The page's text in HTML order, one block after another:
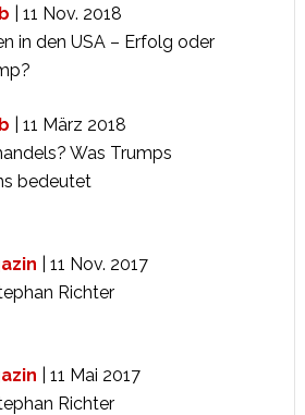
| 11 Nov. 2018
in den USA – Erfolg oder
| 11 März 2018
Was Trumps
bedeutet
| 11 Nov. 2017
Richter
| 11 Mai 2017
Richter